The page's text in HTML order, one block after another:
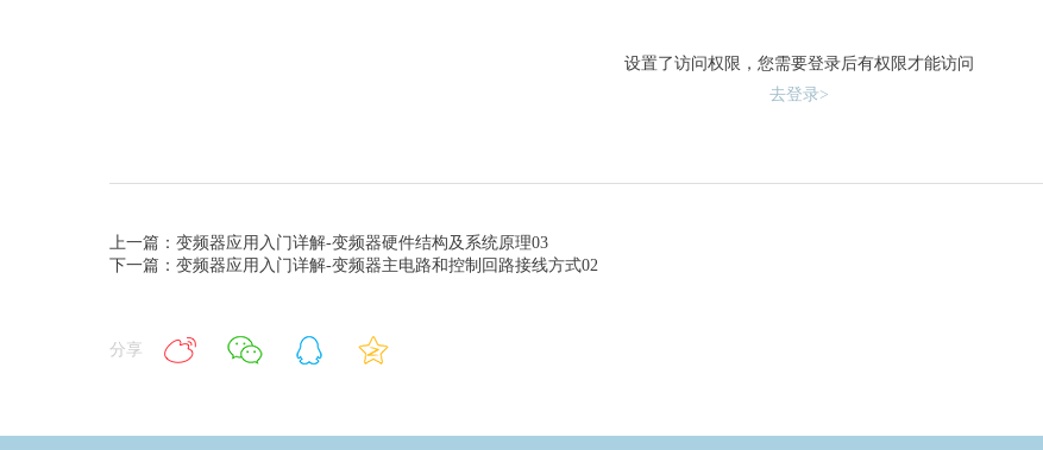
设置了访问权限，您需要登录后有权限才能访问
去登录>
上一篇：变频器应用入门详解-变频器硬件结构及系统原理03
下一篇：变频器应用入门详解-变频器主电路和控制回路接线方式02
分享